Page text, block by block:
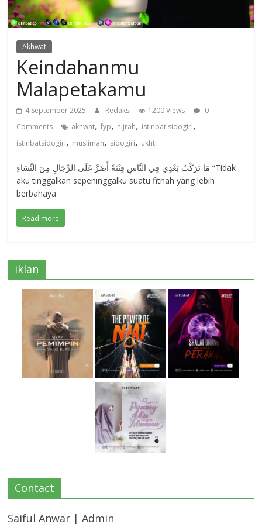
Akhwat
Keindahanmu
Malapetakamu
4 September 2025 Redaksi 1200 Views
0
Comments
akhwat,fyp, hijrah, istinbat sidogiri,
istinbatsidogiri, muslimah, sidogiri, ukhti
مَا تَرَكْتُ بَعْدِي فِي النَّاسِ فِتْنَةً أَضَرَّ عَلَى الرِّجَالِ مِنَ النِّسَاءِ “Tidak
aku tinggalkan sepeninggalku suatu fitnah yang lebih
berbahaya
Read more
iklan
Contact
Saiful Anwar | Admin